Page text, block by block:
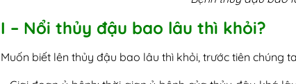
I – Nổi thủy đậu bao lâu thì khỏi?
Muốn biết lên thủy đậu bao lâu thì khỏi, trước tiên chúng